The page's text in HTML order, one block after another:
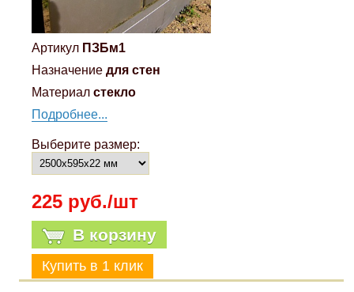
Артикул ПЗБм1
Назначение для стен
Материал стекло
Подробнее...
Выберите размер:
225 руб./шт
В корзину